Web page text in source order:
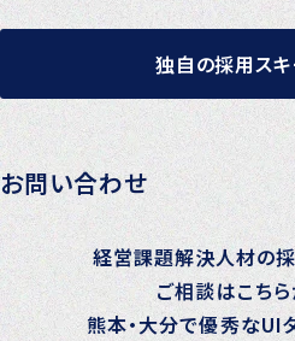
独自の採用スキ
お問い合わせ
経営課題解決人材の
ご相談はこち
熊本・大分で優秀なUI